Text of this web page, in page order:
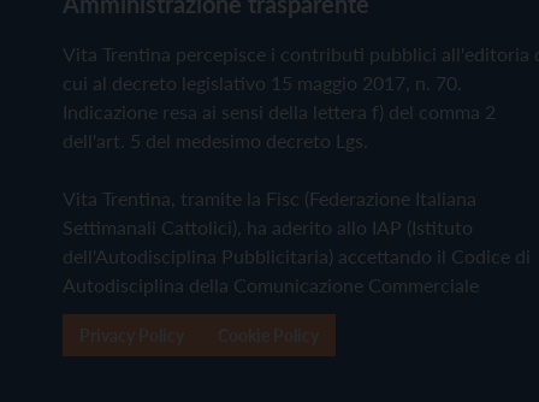
Vita Trentina percepisce i contributi pubblici all'editoria
cui al decreto legislativo 15 maggio 2017, n. 70.
Indicazione resa ai sensi della lettera f) del comma 2
dell'art. 5 del medesimo decreto Lgs.
Vita Trentina, tramite la Fisc (Federazione Italiana
Settimanali Cattolici), ha aderito allo IAP (Istituto
dell'Autodisciplina Pubblicitaria) accettando il Codice di
Autodisciplina della Comunicazione Commerciale